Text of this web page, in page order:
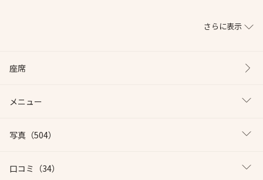
さらに表示
座席
メニュー
写真 （504）
口コミ （34）